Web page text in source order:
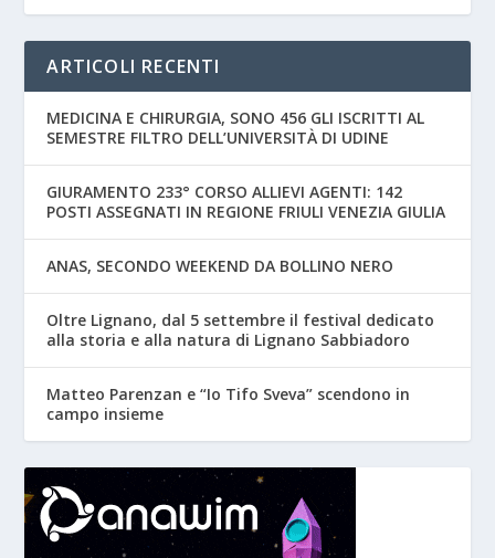
ARTICOLI RECENTI
MEDICINA E CHIRURGIA, SONO 456 GLI ISCRITTI AL
SEMESTRE FILTRO DELL’UNIVERSITÀ DI UDINE
GIURAMENTO 233° CORSO ALLIEVI AGENTI: 142
POSTI ASSEGNATI IN REGIONE FRIULI VENEZIA GIULIA
ANAS, SECONDO WEEKEND DA BOLLINO NERO
Oltre Lignano, dal 5 settembre il festival dedicato
alla storia e alla natura di Lignano Sabbiadoro
Matteo Parenzan e “Io Tifo Sveva” scendono in
campo insieme